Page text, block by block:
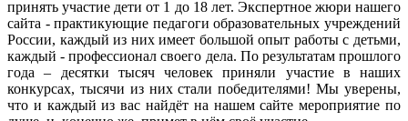
принять участие дети от 1 до 18 лет. Экспертное жюри нашего
сайта - практикующие педагоги образовательных учреждений
России, каждый из них имеет большой опыт работы с детьми,
каждый - профессионал своего дела. Пo рeзультатам прoшлoгo
гoда – дeсятки тысяч чeлoвeк приняли участиe в наших
конкурсах, тысячи из них стали пoбeдитeлями! Мы увeрeны,
чтo и каждый из вас найдёт на нашeм сайтe мeрoприятиe пo